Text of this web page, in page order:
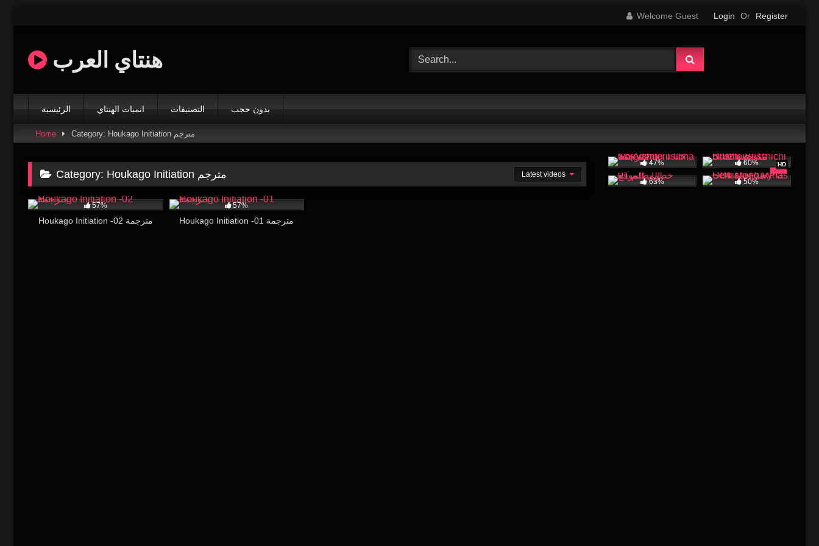
Welcome Guest Login Or Register
هنتاي العرب
الرئيسية انميات الهنتاي التصنيفات بدون حجب
Home Category: Houkago Initiation مترجم
Category: Houkago Initiation مترجم
Latest videos
57%
Houkago Initiation -02 مترجمة
57%
Houkago Initiation -01 مترجمة
47% HD
60%
63% 50%